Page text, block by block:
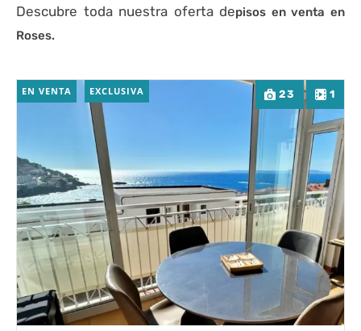
Descubre toda nuestra oferta depisos en venta en
Roses.
23 1
EN VENTA EXCLUSIVA